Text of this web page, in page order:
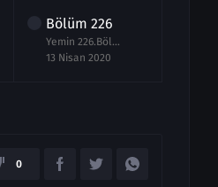
Bölüm226
Yemin 226.Bölüm izle 13 Nisan 2020
13 Nisan 2020
0